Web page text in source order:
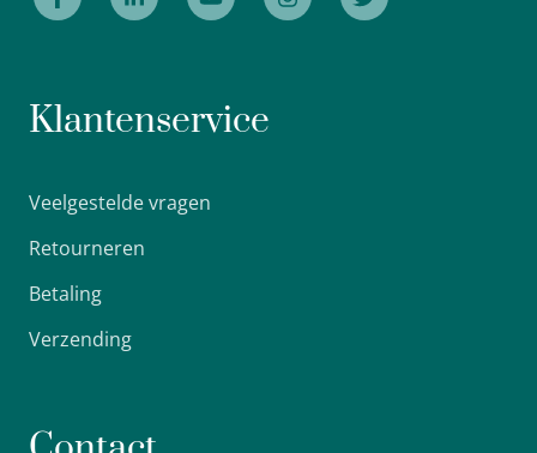
Klantenservice
Veelgestelde vragen
Retourneren
Betaling
Verzending